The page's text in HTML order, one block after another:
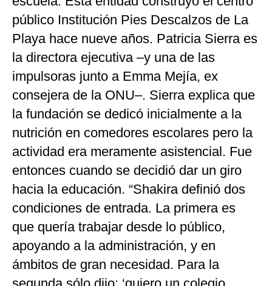
público Institución Pies Descalzos de La
Playa hace nueve años. Patricia Sierra es
la directora ejecutiva –y una de las
impulsoras junto a Emma Mejía, ex
consejera de la ONU–. Sierra explica que
la fundación se dedicó inicialmente a la
nutrición en comedores escolares pero la
actividad era meramente asistencial. Fue
entonces cuando se decidió dar un giro
hacia la educación. “Shakira definió dos
condiciones de entrada. La primera es
que quería trabajar desde lo público,
apoyando a la administración, y en
ámbitos de gran necesidad. Para la